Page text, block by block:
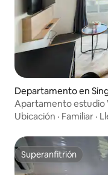
Departamento en
Apartamento estudio
Ubicación · Familiar ·
Superanfitrión
Superanfitrión